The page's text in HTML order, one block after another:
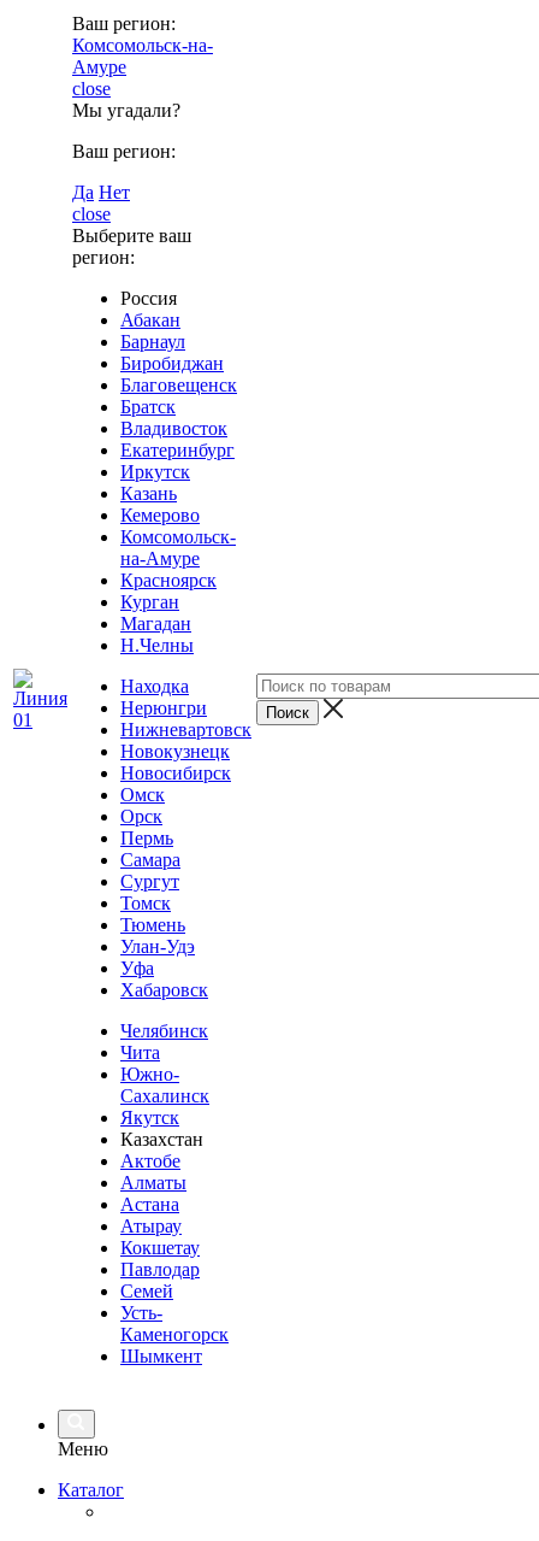
Ваш регион:
Комсомольск-на-
Амуре
close
Мы угадали?
Ваш регион:
Да Нет
close
Выберите ваш
регион:
Россия
Абакан
Барнаул
Биробиджан
Благовещенск
Братск
Владивосток
Екатеринбург
Иркутск
Казань
Кемерово
Комсомольск-
на-Амуре
Красноярск
Курган
Магадан
Н.Челны
Находка
Нерюнгри
Нижневартовск
Новокузнецк
Новосибирск
Омск
Орск
Пермь
Самара
Сургут
Томск
Тюмень
Улан-Удэ
Уфа
Хабаровск
Челябинск
Чита
Южно-
Сахалинск
Якутск
Казахстан
Актобе
Алматы
Астана
Атырау
Кокшетау
Павлодар
Семей
Усть-
Каменогорск
Шымкент
Меню
Каталог